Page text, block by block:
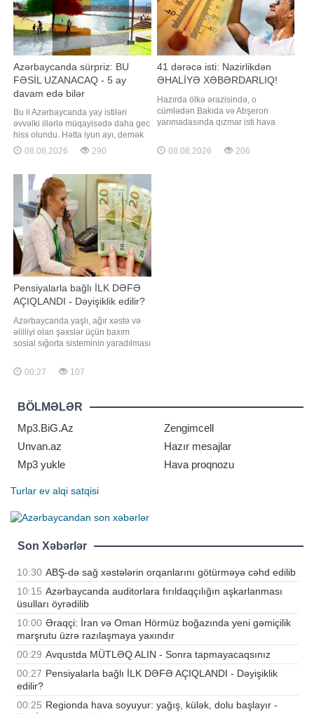
Azərbaycanda sürpriz: BU
FƏSİL UZANACAQ - 5 ay
davam edə bilər
Bu il Azərbaycanda yay istiləri
əvvəlki illərlə müqayisədə daha gec
hiss olundu. Hətta iyun ayı, demək
olar, sərin və yağışlı keçdi. Bildirilir
ki, belə olduğu halda yay mövsümü
mövsümü uzanacaqmı? Yaxın
aylarda hava durumu necə olacaq?.
-a danışan "Səma və Eko"
08.08.2026 290
41 dərəcə isti: Nazirlikdən
ƏHALİYƏ XƏBƏRDARLIQ!
Hazırda ölkə ərazisində, o
cümlədən Bakıda və Abşeron
yarımadasında qızmar isti hava
bazar günü də davam edəcəyi
gözlənilir. Bu hava şəraitində,
08.08.2026 206
Pensiyalarla bağlı İLK DƏFƏ
AÇIQLANDI - Dəyişiklik edilir?
Azərbaycanda yaşlı, ağır xəstə və
əlilliyi olan şəxslər üçün baxım
sosial sığorta sisteminin yaradılması
açıqlamasında iqtisadçı Vahid
Əhmədov deyib. Onun sözlərinə
Avropa ölkələri və ABŞ-da tətbiq
olunur və insanların uzunmüddətli
gündəli
00:27 107
BÖLMƏLƏR
Mp3.BiG.Az
Zengimcell
Unvan.az
Hazır mesajlar
Mp3 yukle
Hava proqnozu
Turlar ev alqi satqisi
Son Xəbərlər
10:30 ABŞ-də sağ xəstələrin orqanlarını götürməyə cəhd edilib
10:15 Azərbaycanda auditorlara fırıldaqçılığın aşkarlanması
üsulları öyrədilib
10:00 Əraqçi: İran və Oman Hörmüz boğazında yeni gəmiçilik
marşrutu üzrə razılaşmaya yaxındır
00:29 Avqustda MÜTLƏQ ALIN - Sonra tapmayacaqsınız
00:27 Pensiyalarla bağlı İLK DƏFƏ AÇIQLANDI - Dəyişiklik
edilir?
00:25 Regionda hava soyuyur: yağış, külək, dolu başlayır -